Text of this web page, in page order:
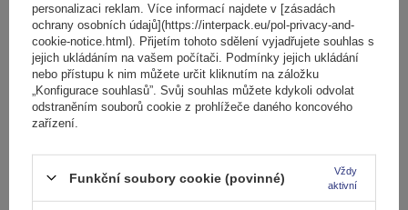
Hliníkový střešní nosič G3 Pacific Aero 64.230-68.080
5 093,00 Kčs DPH
Produkt dostupný ve velkém množství
Přidat
do
personalizaci reklam. Více informací najdete v [zásadách
ochrany osobních údajů](https://interpack.eu/pol-privacy-and-
cookie-notice.html). Přijetím tohoto sdělení vyjadřujete souhlas s
jejich ukládáním na vašem počítači. Podmínky jejich ukládání
nebo přístupu k nim můžete určit kliknutím na záložku
„Konfigurace souhlasů”. Svůj souhlas můžete kdykoli odvolat
odstraněním souborů cookie z prohlížeče daného koncového
zařízení.
Funkční soubory cookie (povinné)
Vždy
aktivní